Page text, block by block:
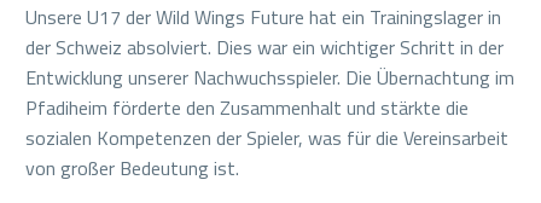
Unsere U17 der Wild Wings Future hat ein Trainingslager in
der Schweiz absolviert. Dies war ein wichtiger Schritt in der
Entwicklung unserer Nachwuchsspieler. Die Übernachtung im
Pfadiheim förderte den Zusammenhalt und stärkte die
sozialen Kompetenzen der Spieler, was für die Vereinsarbeit
von großer Bedeutung ist.